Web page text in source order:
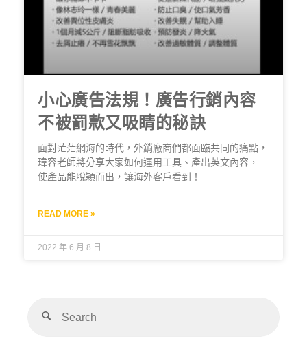
小心廣告法規！廣告行銷內容
不被罰款又吸睛的秘訣
面對茫茫網海的時代，外銷廠商們都面臨共同的痛點，
瑋容老師將分享大家如何運用工具、產出英文內容，
使產品能脫穎而出，讓海外客戶看到！
READ MORE »
2022 年 6 月 8 日